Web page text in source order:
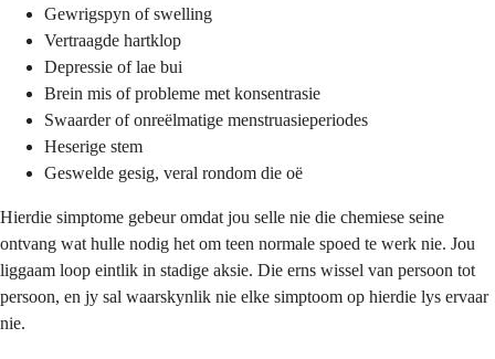
Gewrigspyn of swelling
Vertraagde hartklop
Depressie of lae bui
Brein mis of probleme met konsentrasie
Swaarder of onreëlmatige menstruasieperiodes
Heserige stem
Geswelde gesig, veral rondom die oë
Hierdie simptome gebeur omdat jou selle nie die chemiese seine
ontvang wat hulle nodig het om teen normale spoed te werk nie. Jou
liggaam loop eintlik in stadige aksie. Die erns wissel van persoon tot
persoon, en jy sal waarskynlik nie elke simptoom op hierdie lys ervaar
nie.